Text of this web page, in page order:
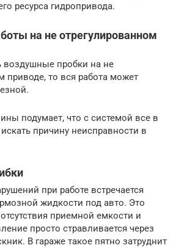
ресурса гидропривода.
на не отрегулированном
воздушные пробки на не
приводе, то вся работа может
подумает, что с системой все в
причину неисправности в
при работе встречается
жидкости под авто. Это
приемной емкости и
просто стравливается через
В гараже такое пятно затруднит